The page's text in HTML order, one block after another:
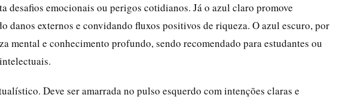
desafios emocionais ou perigos cotidianos. Já o azul claro promove
danos externos e convidando fluxos positivos de riqueza. O azul escuro, por
mental e conhecimento profundo, sendo recomendado para estudantes ou
Deve ser amarrada no pulso esquerdo com intenções claras e